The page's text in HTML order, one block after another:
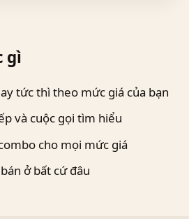
gì
tức thì theo mức giá của bạn
và cuộc gọi tìm hiểu
cho mọi mức giá
ở bất cứ đâu